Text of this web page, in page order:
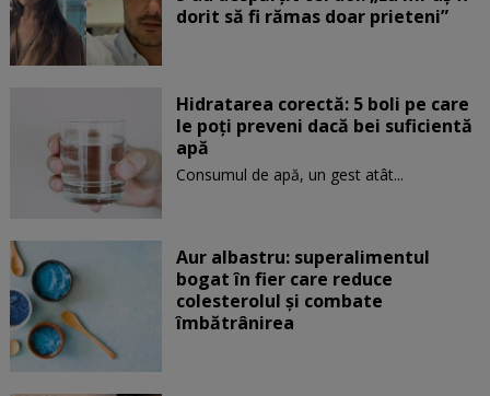
dorit să fi rămas doar prieteni”
Hidratarea corectă: 5 boli pe care
le poți preveni dacă bei suficientă
apă
Consumul de apă, un gest atât...
Aur albastru: superalimentul
bogat în fier care reduce
colesterolul și combate
îmbătrânirea